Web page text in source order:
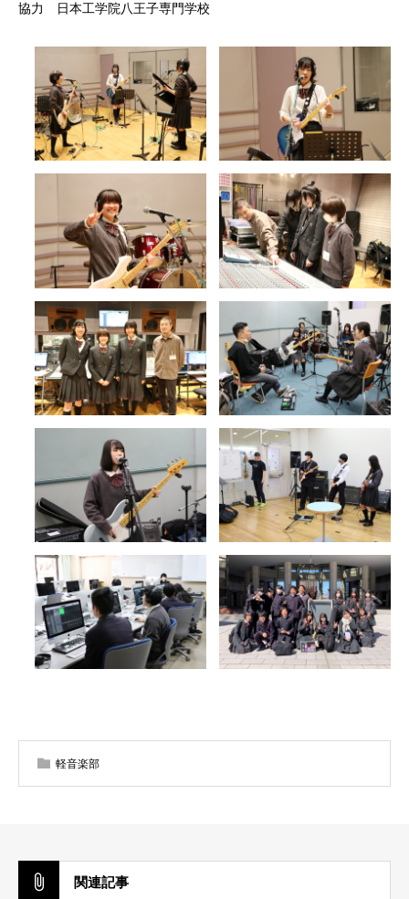
協力 日本工学院八王子専門学校
軽音楽部
関連記事